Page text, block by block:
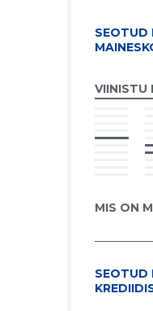
SEOTUD
VIINISTU
MIS ON
SEOTUD